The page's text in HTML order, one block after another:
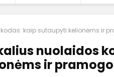
kaip sutaupyti kelionėms ir
nuolaidos
ir